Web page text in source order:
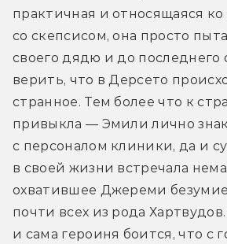
практичная и относящаяся ко
со скепсисом, она просто
своего дядю и до последнего
верить, что в Дерсето
странное. Тем более что к
привыкла — Эмили лично
с персоналом клиники, да и
в своей жизни встречала
охватившее Джереми безумие
почти всех из рода
и сама героиня боится, что с